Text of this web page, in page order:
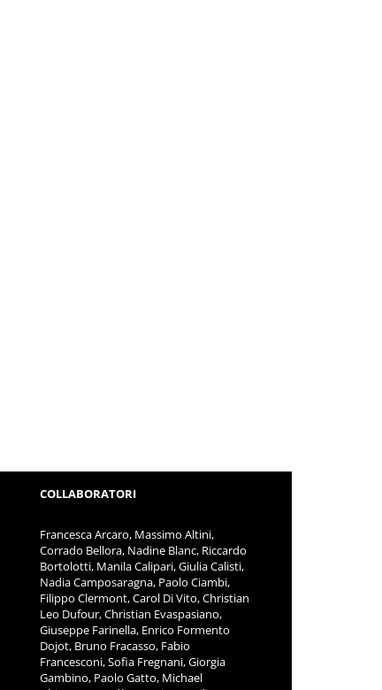
COLLABORATORI
Francesca Arcaro, Massimo Altini,
Corrado Bellora, Nadine Blanc, Riccardo
Bortolotti, Manila Calipari, Giulia Calisti,
Nadia Camposaragna, Paolo Ciambi,
Filippo Clermont, Carol Di Vito, Christian
Leo Dufour, Christian Evaspasiano,
Giuseppe Farinella, Enrico Formento
Dojot, Bruno Fracasso, Fabio
Francesconi, Sofia Fregnani, Giorgia
Gambino, Paolo Gatto, Michael